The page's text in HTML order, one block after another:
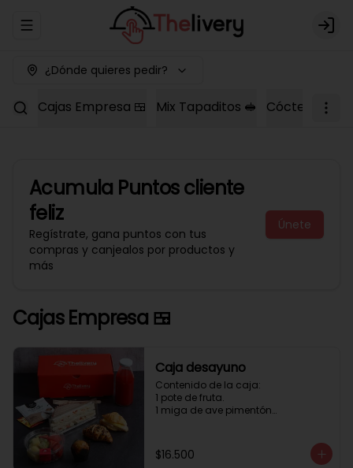
Abrir menu de navegación Login
¿Dónde quieres pedir?
Cajas Empresa 🍱 Mix Tapaditos 🥪 Cóctel Dulce
Acumula Puntos cliente
feliz
Regístrate, gana puntos con tus
compras y canjealos por productos y
más
Únete
Cajas Empresa 🍱
Caja desayuno
Contenido de la caja:
1 pote de fruta.
1 miga de ave pimentón
1 mini muffin
1 sobre de té y café
$16.500